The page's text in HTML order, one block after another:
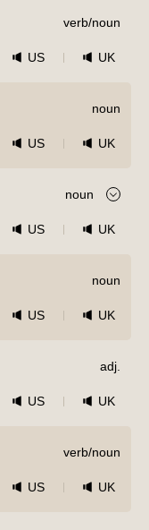
verb/noun
US UK
noun
US UK
noun
US UK
noun
US UK
adj.
US UK
verb/noun
US UK